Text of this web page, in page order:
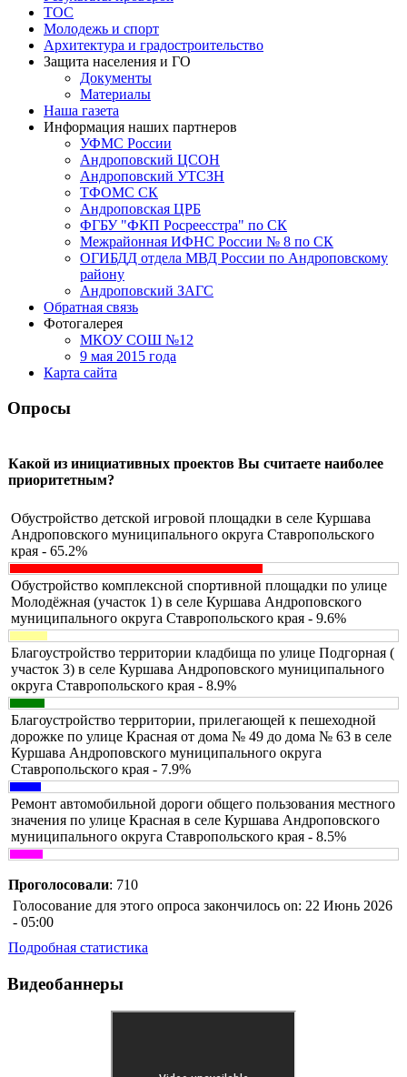
ТОС
Молодежь и спорт
Архитектура и градостроительство
Защита населения и ГО
Документы
Материалы
Наша газета
Информация наших партнеров
УФМС России
Андроповский ЦСОН
Андроповский УТСЗН
ТФОМС СК
Андроповская ЦРБ
ФГБУ "ФКП Росреесстра" по СК
Межрайонная ИФНС России № 8 по СК
ОГИБДД отдела МВД России по Андроповскому
району
Андроповский ЗАГС
Обратная связь
Фотогалерея
МКОУ СОШ №12
9 мая 2015 года
Карта сайта
Опросы
Какой из инициативных проектов Вы считаете наиболее
приоритетным?
Обустройство детской игровой площадки в селе Куршава
Андроповского муниципального округа Ставропольского
края - 65.2%
Обустройство комплексной спортивной площадки по улице
Молодёжная (участок 1) в селе Куршава Андроповского
муниципального округа Ставропольского края - 9.6%
Благоустройство территории кладбища по улице Подгорная (
участок 3) в селе Куршава Андроповского муниципального
округа Ставропольского края - 8.9%
Благоустройство территории, прилегающей к пешеходной
дорожке по улице Красная от дома № 49 до дома № 63 в селе
Куршава Андроповского муниципального округа
Ставропольского края - 7.9%
Ремонт автомобильной дороги общего пользования местного
значения по улице Красная в селе Куршава Андроповского
муниципального округа Ставропольского края - 8.5%
Проголосовали: 710
Голосование для этого опроса закончилось on: 22 Июнь 2026
- 05:00
Подробная статистика
Видеобаннеры